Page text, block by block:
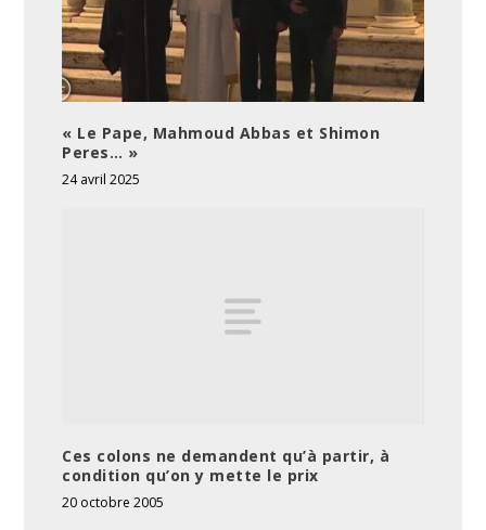
« Le Pape, Mahmoud Abbas et Shimon
Peres… »
24 avril 2025
Ces colons ne demandent qu’à partir, à
condition qu’on y mette le prix
20 octobre 2005